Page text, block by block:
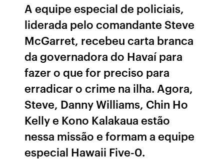
A equipe especial de policiais,
liderada pelo comandante Steve
McGarret, recebeu carta branca
da governadora do Havaí para
fazer o que for preciso para
erradicar o crime na ilha. Agora,
Steve, Danny Williams, Chin Ho
Kelly e Kono Kalakaua estão
nessa missão e formam a equipe
especial Hawaii Five-0.